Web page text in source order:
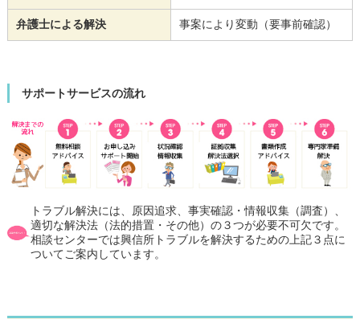
弁護士による解決 事案により変動（要事前確認）
サポートサービスの流れ
トラブル解決には、原因追求、事実確認・情報収集（調査）、
適切な解決法（法的措置・その他）の３つが必要不可欠です。
相談センターでは興信所トラブルを解決するための上記３点に
ついてご案内しています。